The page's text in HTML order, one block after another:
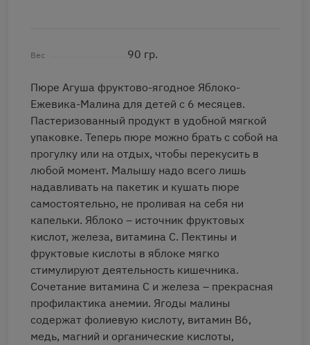
Вес 90 гр.
Пюре Агуша фруктово-ягодное Яблоко-
Ежевика-Малина для детей с 6 месяцев.
Пастеризованный продукт в удобной мягкой
упаковке. Теперь пюре можно брать с собой на
прогулку или на отдых, чтобы перекусить в
любой момент. Малышу надо всего лишь
надавливать на пакетик и кушать пюре
самостоятельно, не проливая на себя ни
капельки. Яблоко – источник фруктовых
кислот, железа, витамина С. Пектины и
фруктовые кислоты в яблоке мягко
стимулируют деятельность кишечника.
Сочетание витамина С и железа – прекрасная
профилактика анемии. Ягоды малины
содержат фолиевую кислоту, витамин В6,
медь, магний и органические кислоты,